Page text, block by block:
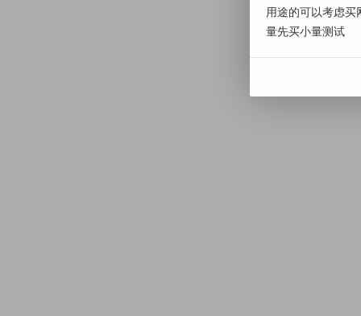
用途的可以考虑
量先买小量测试